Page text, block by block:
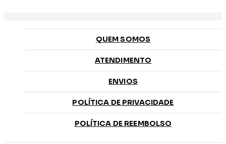
QUEM SOMOS
ATENDIMENTO
ENVIOS
POLÍTICA DE PRIVACIDADE
POLÍTICA DE REEMBOLSO